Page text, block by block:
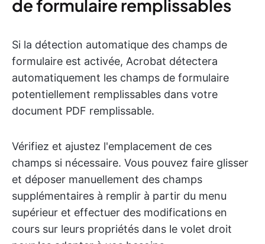
de formulaire remplissables
Si la détection automatique des champs de
formulaire est activée, Acrobat détectera
automatiquement les champs de formulaire
potentiellement remplissables dans votre
document PDF remplissable.
Vérifiez et ajustez l'emplacement de ces
champs si nécessaire. Vous pouvez faire glisser
et déposer manuellement des champs
supplémentaires à remplir à partir du menu
supérieur et effectuer des modifications en
cours sur leurs propriétés dans le volet droit